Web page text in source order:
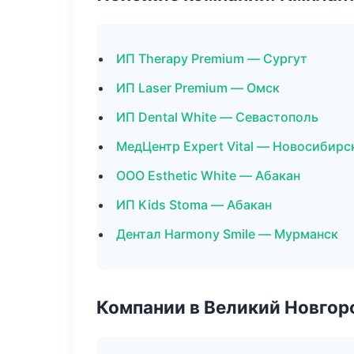
ИП Therapy Premium — Сургут
ИП Laser Premium — Омск
ИП Dental White — Севастополь
МедЦентр Expert Vital —
ООО Esthetic White — Абакан
ИП Kids Stoma — Абакан
Дентал Harmony Smile — Мурманск
Компании в Великий